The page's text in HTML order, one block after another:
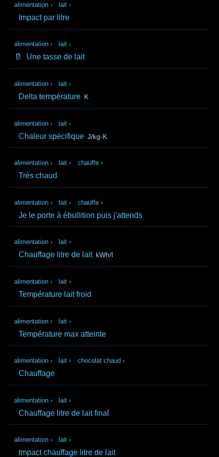
alimentation › lait ›
Impact par litre
alimentation › lait ›
🥛 Une tasse de lait
alimentation › lait ›
Delta température K
alimentation › lait ›
Chaleur spécifique J/kg-K
alimentation › lait › chauffe ›
Très chaud
alimentation › lait › chauffe ›
Je le porte à ébullition puis j'attends
alimentation › lait ›
Chauffage litre de lait kWh/l
alimentation › lait ›
Température lait froid
alimentation › lait ›
Température max atteinte
alimentation › lait › chocolat chaud ›
Chauffage
alimentation › lait ›
Chauffage litre de lait final
alimentation › lait ›
Impact chauffage litre de lait